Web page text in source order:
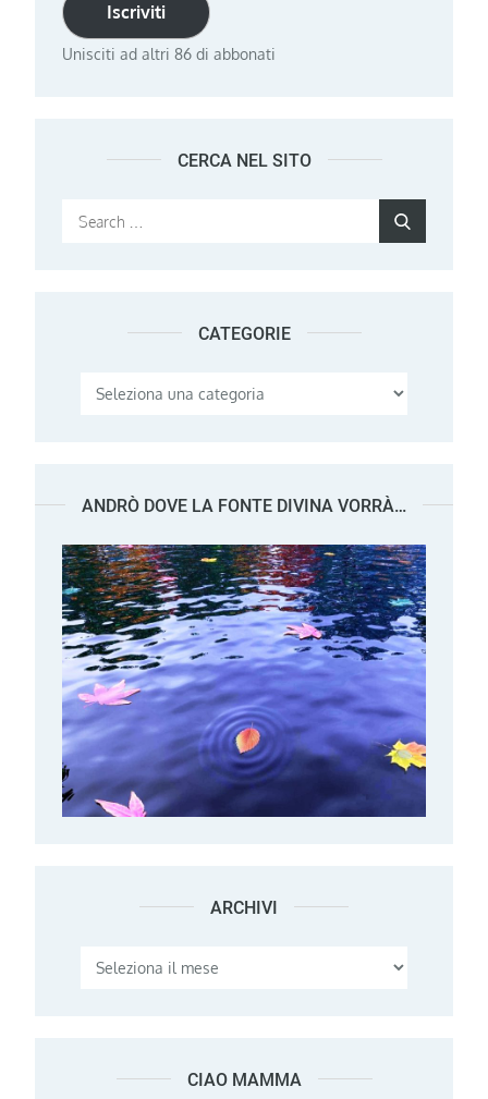
Iscriviti
Unisciti ad altri 86 di abbonati
CERCA NEL SITO
Search
CATEGORIE
Categorie
ANDRÒ DOVE LA FONTE DIVINA VORRÀ…
ARCHIVI Archivi
CIAO MAMMA